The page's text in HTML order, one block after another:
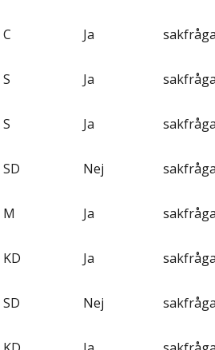
C Ja
S Ja
S Ja
SD Nej
M Ja
KD Ja
SD Nej